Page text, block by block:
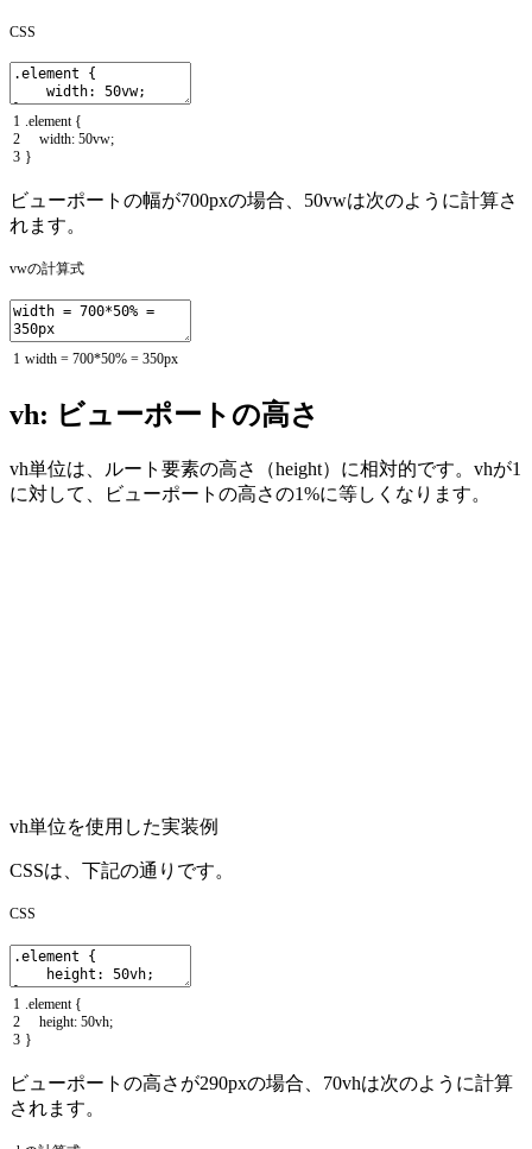
CSS
1
2
3
.element {
width: 50vw;
}
ビューポートの幅が700pxの場合、50vwは次のように計算さ
れます。
vwの計算式
1 width = 700*50% = 350px
vh: ビューポートの高さ
vh単位は、ルート要素の高さ（height）に相対的です。vhが1
に対して、ビューポートの高さの1%に等しくなります。
vh単位を使用した実装例
CSSは、下記の通りです。
CSS
1
2
3
element {
height: 50vh;
}
ビューポートの高さが290pxの場合、70vhは次のように計算
されます。